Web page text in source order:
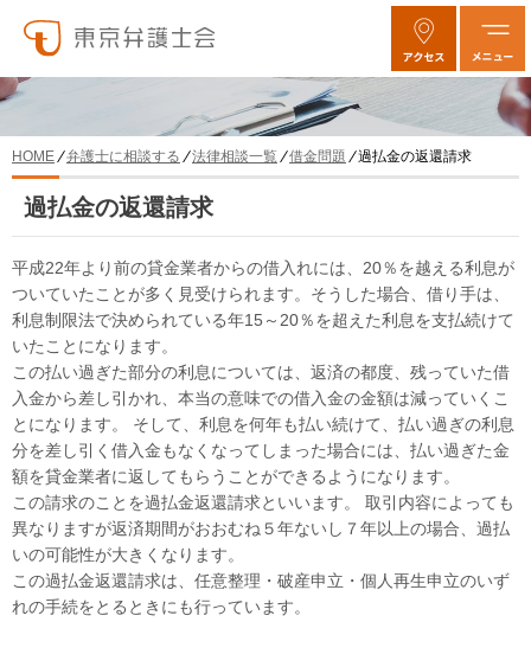
HOME 弁護士に相談する 法律相談一覧 借金問題 過払金の返還請求
過払金の返還請求
平成22年より前の貸金業者からの借入れには、20％を越える利息が
ついていたことが多く見受けられます。そうした場合、借り手は、
利息制限法で決められている年15～20％を超えた利息を支払続けて
いたことになります。
この払い過ぎた部分の利息については、返済の都度、残っていた借
入金から差し引かれ、本当の意味での借入金の金額は減っていくこ
とになります。 そして、利息を何年も払い続けて、払い過ぎの利息
分を差し引く借入金もなくなってしまった場合には、払い過ぎた金
額を貸金業者に返してもらうことができるようになります。
この請求のことを過払金返還請求といいます。 取引内容によっても
異なりますが返済期間がおおむね５年ないし７年以上の場合、過払
いの可能性が大きくなります。
この過払金返還請求は、任意整理・破産申立・個人再生申立のいず
れの手続をとるときにも行っています。